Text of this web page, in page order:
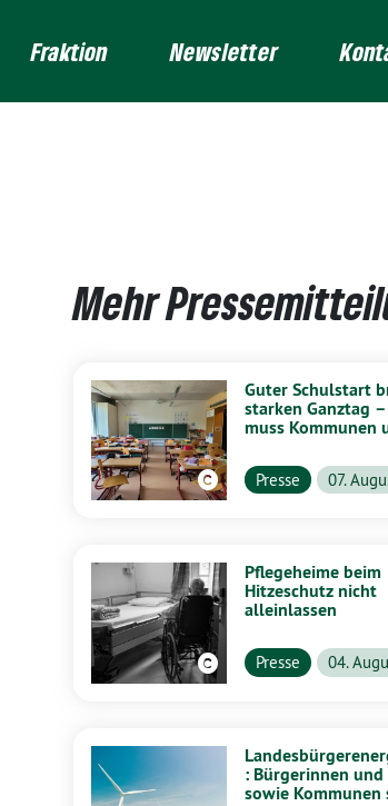
Fraktion Newsletter
Mehr
Guter Schulstart
starken Ganztag
muss Kommunen
Presse 07.
Pflegeheime beim
Hitzeschutz nicht
alleinlassen
Presse 04.
: Bürgerinnen
sowie Kommunen